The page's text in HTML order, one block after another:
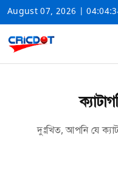
August 07, 2026 |
দুঃখিত, আপনি যে